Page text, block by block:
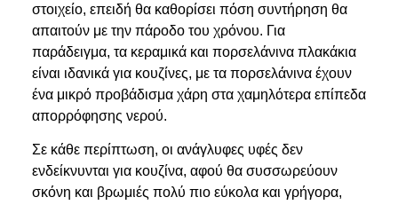
στοιχείο, επειδή θα καθορίσει πόση συντήρηση θα
απαιτούν με την πάροδο του χρόνου. Για
παράδειγμα, τα κεραμικά και πορσελάνινα πλακάκια
είναι ιδανικά για κουζίνες, με τα πορσελάνινα έχουν
ένα μικρό προβάδισμα χάρη στα χαμηλότερα επίπεδα
απορρόφησης νερού.
Σε κάθε περίπτωση, οι ανάγλυφες υφές δεν
ενδείκνυνται για κουζίνα, αφού θα συσσωρεύουν
σκόνη και βρωμιές πολύ πιο εύκολα και γρήγορα,